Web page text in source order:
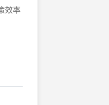
效率